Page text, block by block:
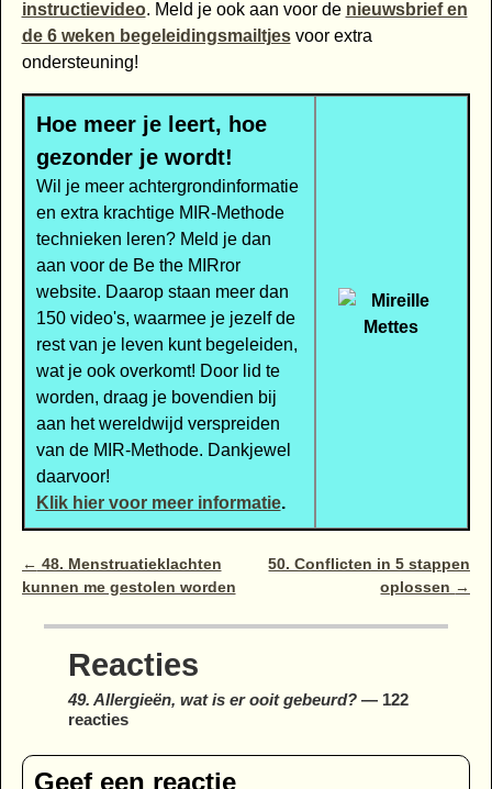
instructievideo. Meld je ook aan voor de nieuwsbrief en
de 6 weken begeleidingsmailtjesvoor extra
ondersteuning!
Hoe meer je leert, hoe
gezonder je wordt!
Wil je meer achtergrondinformatie
en extra krachtige MIR-Methode
technieken leren? Meld je dan
aan voor de Be the MIRror
website. Daarop staan meer dan
150 video's, waarmee je jezelf de
rest van je leven kunt begeleiden,
wat je ook overkomt! Door lid te
worden, draag je bovendien bij
aan het wereldwijd verspreiden
van de MIR-Methode. Dankjewel
daarvoor!
Klik hier voor meer informatie.
Bericht navigatie
← 48. Menstruatieklachten
kunnen me gestolen worden
50. Conflicten in 5 stappen
oplossen →
Reacties
49. Allergieën, wat is er ooit gebeurd?— 122
reacties
Geef een reactie